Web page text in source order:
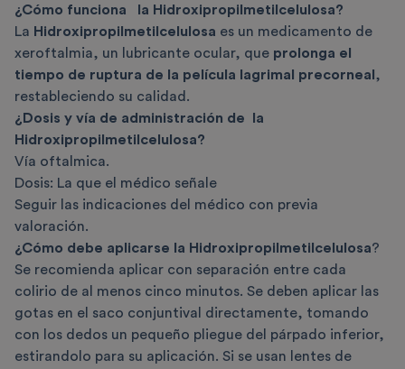
¿Cómo funciona la Hidroxipropilmetilcelulosa?
La Hidroxipropilmetilcelulosa es un medicamento de
xeroftalmia, un lubricante ocular, que prolonga el
tiempo de ruptura de la película lagrimal precorneal ,
restableciendo su calidad.
¿Dosis y vía de administración de la
Hidroxipropilmetilcelulosa?
Vía oftalmica.
Dosis: La que el médico señale
Seguir las indicaciones del médico con previa
valoración.
¿Cómo debe aplicarse la Hidroxipropilmetilcelulosa?
Se recomienda aplicar con separación entre cada
colirio de al menos cinco minutos. Se deben aplicar las
gotas en el saco conjuntival directamente, tomando
con los dedos un pequeño pliegue del párpado inferior,
estirandolo para su aplicación. Si se usan lentes de